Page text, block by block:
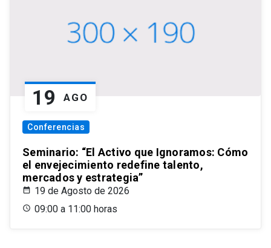
19 AGO
Conferencias
Seminario: “El Activo que Ignoramos: Cómo
el envejecimiento redefine talento,
mercados y estrategia”
19 de Agosto de 2026
09:00 a 11:00 horas